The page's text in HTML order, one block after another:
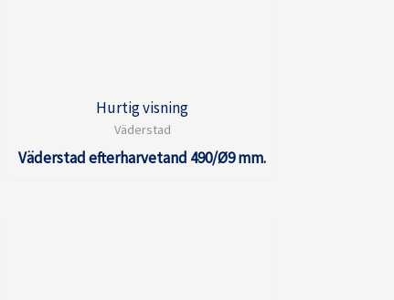
Hurtig visning
Väderstad
Väderstad efterharvetand 490/Ø9 mm.